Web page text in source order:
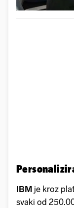
IBM je kroz
svaki od